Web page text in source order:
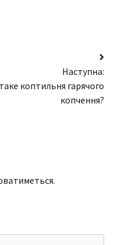
Наступна:
коптильня гарячого
копчення?